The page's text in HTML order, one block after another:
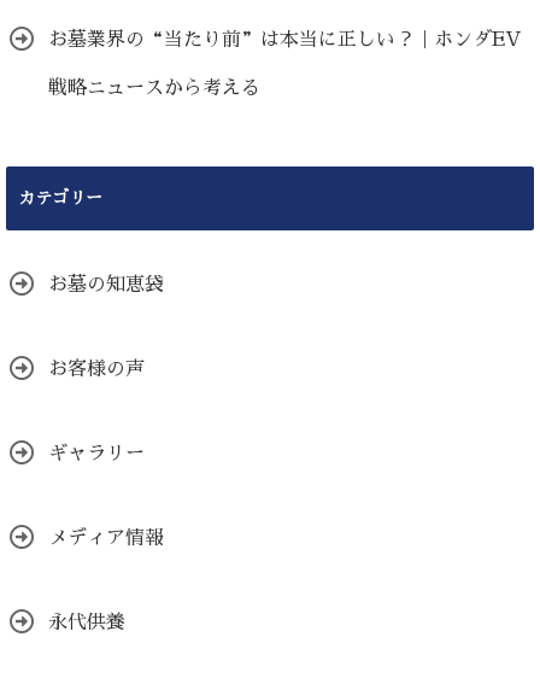
お墓業界の“当たり前”は本当に正しい？｜ホンダEV
戦略ニュースから考える
カテゴリー
お墓の知恵袋
お客様の声
ギャラリー
メディア情報
永代供養